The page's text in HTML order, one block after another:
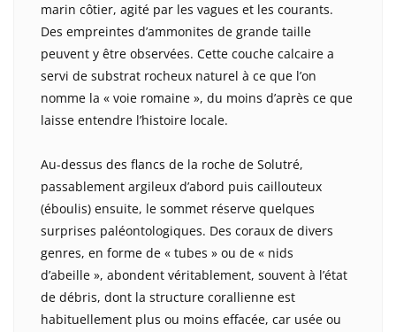
marin côtier, agité par les vagues et les courants.
Des empreintes d’ammonites de grande taille
peuvent y être observées. Cette couche calcaire a
servi de substrat rocheux naturel à ce que l’on
nomme la « voie romaine », du moins d’après ce que
laisse entendre l’histoire locale.
Au-dessus des flancs de la roche de Solutré,
passablement argileux d’abord puis caillouteux
(éboulis) ensuite, le sommet réserve quelques
surprises paléontologiques. Des coraux de divers
genres, en forme de « tubes » ou de « nids
d’abeille », abondent véritablement, souvent à l’état
de débris, dont la structure corallienne est
habituellement plus ou moins effacée, car usée ou